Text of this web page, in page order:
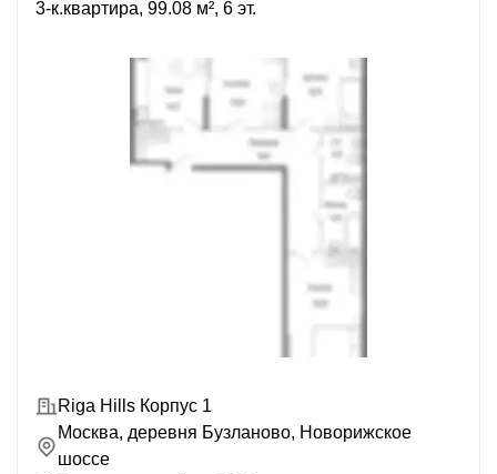
3-к.квартира, 99.08 м², 6 эт.
Riga Hills Корпус 1
Москва, деревня Бузланово, Новорижское
шоссе